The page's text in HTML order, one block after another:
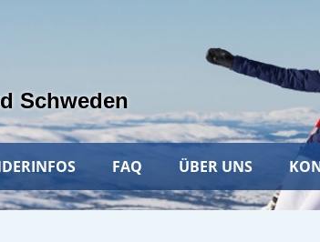
Schweden
FAQ ÜBER UNS